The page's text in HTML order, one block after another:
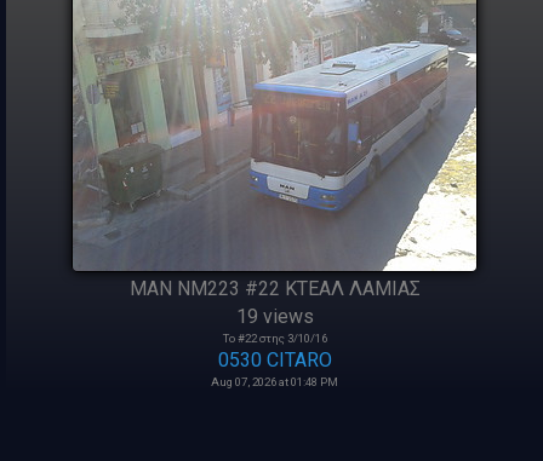
MAN NM223 #22 ΚΤΕΑΛ ΛΑΜΙΑΣ
19 views
Το #22 στης 3/10/16
0530 CITARO
Aug 07, 2026 at 01:48 PM